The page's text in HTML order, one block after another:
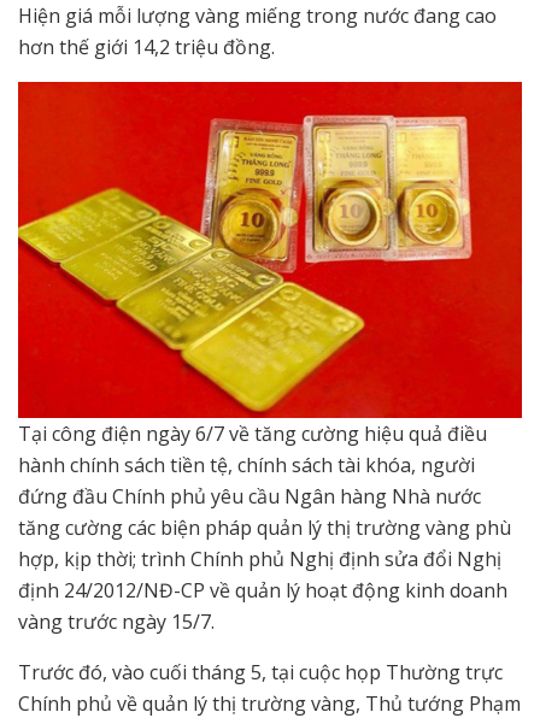
Hiện giá mỗi lượng vàng miếng trong nước đang cao
hơn thế giới 14,2 triệu đồng.
Tại công điện ngày 6/7 về tăng cường hiệu quả điều
hành chính sách tiền tệ, chính sách tài khóa, người
đứng đầu Chính phủ yêu cầu Ngân hàng Nhà nước
tăng cường các biện pháp quản lý thị trường vàng phù
hợp, kịp thời; trình Chính phủ Nghị định sửa đổi Nghị
định 24/2012/NĐ-CP về quản lý hoạt động kinh doanh
vàng trước ngày 15/7.
Trước đó, vào cuối tháng 5, tại cuộc họp Thường trực
Chính phủ về quản lý thị trường vàng, Thủ tướng Phạm